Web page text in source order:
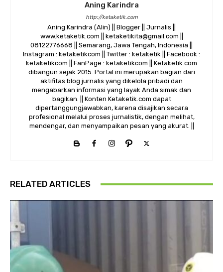
Aning Karindra
http://ketaketik.com
Aning Karindra (Alin) || Blogger || Jurnalis ||
www.ketaketik.com || ketaketikita@gmail.com ||
08122776668 || Semarang, Jawa Tengah, Indonesia ||
Instagram : ketaketikcom || Twitter : ketaketik || Facebook :
ketaketikcom || FanPage : ketaketikcom || Ketaketik.com
dibangun sejak 2015. Portal ini merupakan bagian dari
aktifitas blog jurnalis yang dikelola pribadi dan
mengabarkan informasi yang layak Anda simak dan
bagikan. || Konten Ketaketik.com dapat
dipertanggungjawabkan, karena disajikan secara
profesional melalui proses jurnalistik, dengan melihat,
mendengar, dan menyampaikan pesan yang akurat. ||
RELATED ARTICLES